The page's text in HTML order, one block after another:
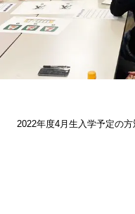
2022年度4月生入学予定の方